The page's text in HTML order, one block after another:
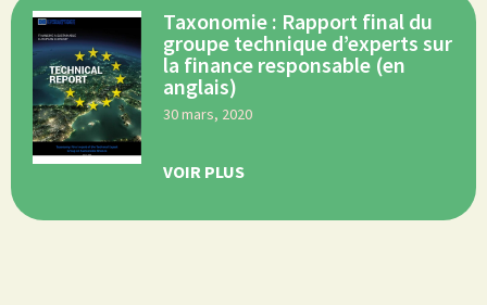
Taxonomie : Rapport final du
groupe technique d’experts sur
la finance responsable (en
anglais)
30 mars, 2020
VOIR PLUS